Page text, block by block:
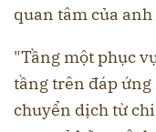
quan tâm của
"Tầng một phục
tầng trên đáp ứng
chuyển dịch từ